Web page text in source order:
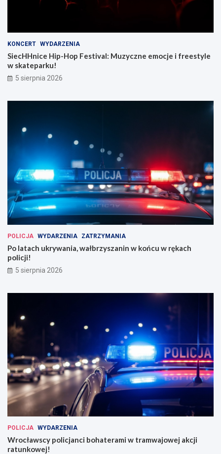
KONCERT WYDARZENIA
SiecHHnice Hip-Hop Festival: Muzyczne emocje i freestyle
w skateparku!
5 sierpnia 2026
POLICJA WYDARZENIA ZATRZYMANIA
Po latach ukrywania, wałbrzyszanin w końcu w rękach
policji!
5 sierpnia 2026
POLICJA WYDARZENIA
Wrocławscy policjanci bohaterami w tramwajowej akcji
ratunkowej!